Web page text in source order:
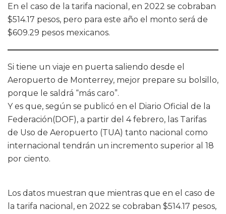
En el caso de la tarifa nacional, en 2022 se cobraban
$514.17 pesos, pero para este año el monto será de
$609.29 pesos mexicanos.
Si tiene un viaje en puerta saliendo desde el
Aeropuerto de Monterrey, mejor prepare su bolsillo,
porque le saldrá “más caro”.
Y es que, según se publicó en el Diario Oficial de la
Federación(DOF), a partir del 4 febrero, las Tarifas
de Uso de Aeropuerto (TUA) tanto nacional como
internacional tendrán un incremento superior al 18
por ciento.
Los datos muestran que mientras que en el caso de
la tarifa nacional, en 2022 se cobraban $514.17 pesos,